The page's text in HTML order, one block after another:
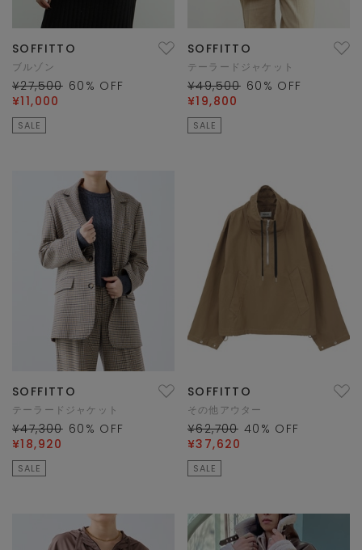
SOFFITTO
ブルゾン
¥27,500 60 % OFF
¥11,000
SALE
SOFFITTO
テーラードジャケット
¥49,500 60 % OFF
¥19,800
SALE
SOFFITTO
テーラードジャケット
¥47,300 60 % OFF
¥18,920
SALE
SOFFITTO
その他アウター
¥62,700 40 % OFF
¥37,620
SALE